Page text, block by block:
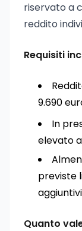
riservato a
reddito
Requisiti
9.690
In
elevato
previste
Quanto